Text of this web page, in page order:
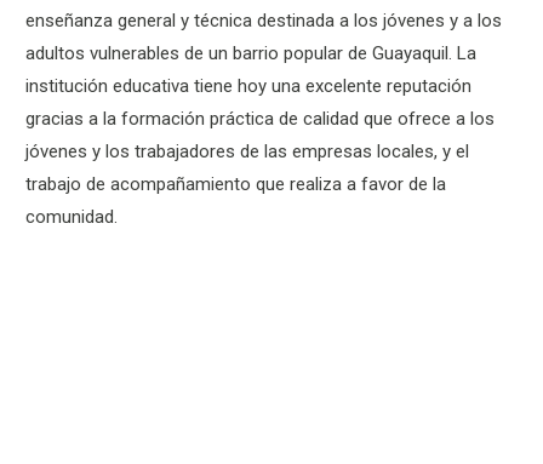
enseñanza general y técnica destinada a los jóvenes y a los
adultos vulnerables de un barrio popular de Guayaquil. La
institución educativa tiene hoy una excelente reputación
gracias a la formación práctica de calidad que ofrece a los
jóvenes y los trabajadores de las empresas locales, y el
trabajo de acompañamiento que realiza a favor de la
comunidad.